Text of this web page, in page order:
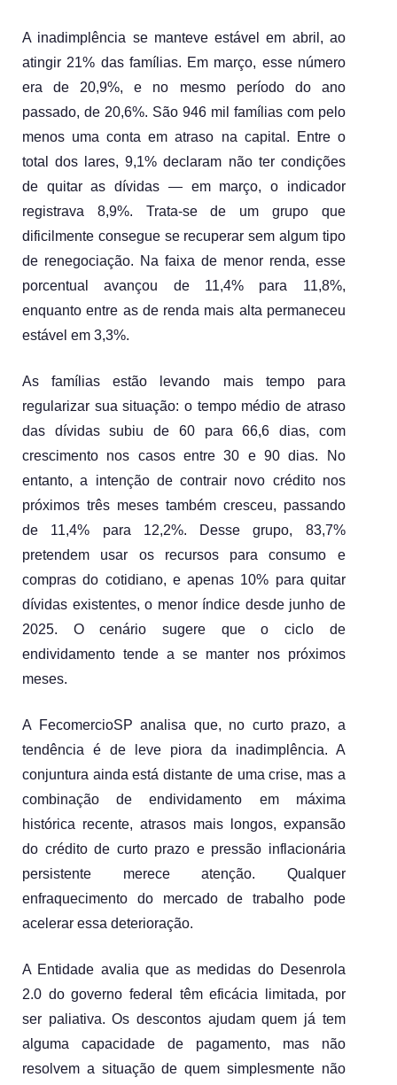
A inadimplência se manteve estável em abril, ao
atingir 21% das famílias. Em março, esse número
era de 20,9%, e no mesmo período do ano
passado, de 20,6%. São 946 mil famílias com pelo
menos uma conta em atraso na capital. Entre o
total dos lares, 9,1% declaram não ter condições
de quitar as dívidas — em março, o indicador
registrava 8,9%. Trata-se de um grupo que
dificilmente consegue se recuperar sem algum tipo
de renegociação. Na faixa de menor renda, esse
porcentual avançou de 11,4% para 11,8%,
enquanto entre as de renda mais alta permaneceu
estável em 3,3%.
As famílias estão levando mais tempo para
regularizar sua situação: o tempo médio de atraso
das dívidas subiu de 60 para 66,6 dias, com
crescimento nos casos entre 30 e 90 dias. No
entanto, a intenção de contrair novo crédito nos
próximos três meses também cresceu, passando
de 11,4% para 12,2%. Desse grupo, 83,7%
pretendem usar os recursos para consumo e
compras do cotidiano, e apenas 10% para quitar
dívidas existentes, o menor índice desde junho de
2025. O cenário sugere que o ciclo de
endividamento tende a se manter nos próximos
meses.
A FecomercioSP analisa que, no curto prazo, a
tendência é de leve piora da inadimplência. A
conjuntura ainda está distante de uma crise, mas a
combinação de endividamento em máxima
histórica recente, atrasos mais longos, expansão
do crédito de curto prazo e pressão inflacionária
persistente merece atenção. Qualquer
enfraquecimento do mercado de trabalho pode
acelerar essa deterioração.
A Entidade avalia que as medidas do Desenrola
2.0 do governo federal têm eficácia limitada, por
ser paliativa. Os descontos ajudam quem já tem
alguma capacidade de pagamento, mas não
resolvem a situação de quem simplesmente não